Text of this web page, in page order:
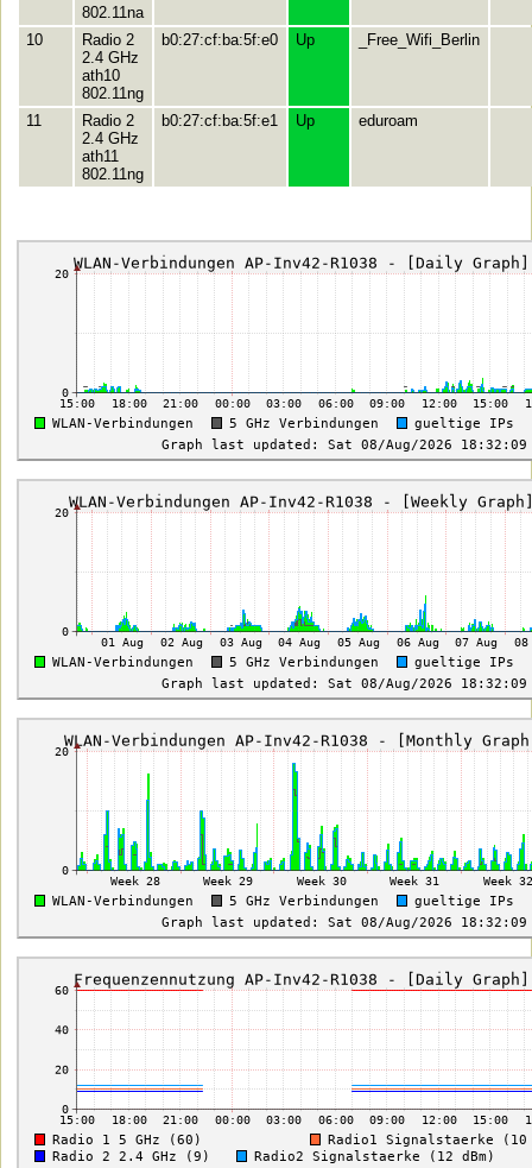
802.11na
10
Radio 2
2.4 GHz
ath10
802.11ng
b0:27:cf:ba:5f:e0 Up _Free_Wifi_Berlin
11
Radio 2
2.4 GHz
ath11
802.11ng
b0:27:cf:ba:5f:e1 Up eduroam